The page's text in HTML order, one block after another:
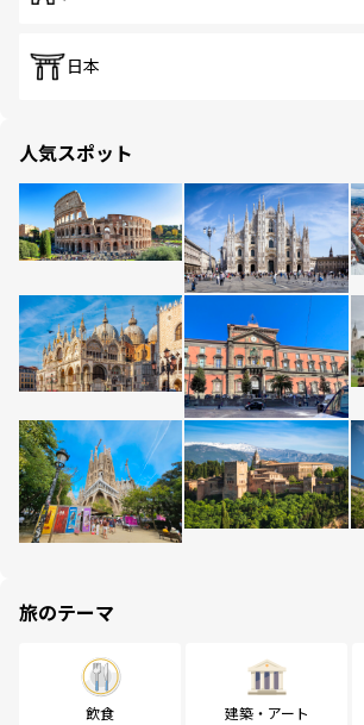
日本
人気スポット
旅のテーマ
飲食 建築・アート